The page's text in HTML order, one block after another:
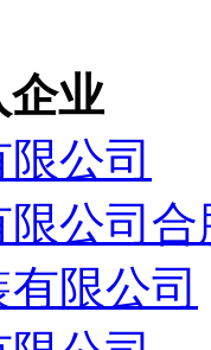
业
公司
公司
限公司